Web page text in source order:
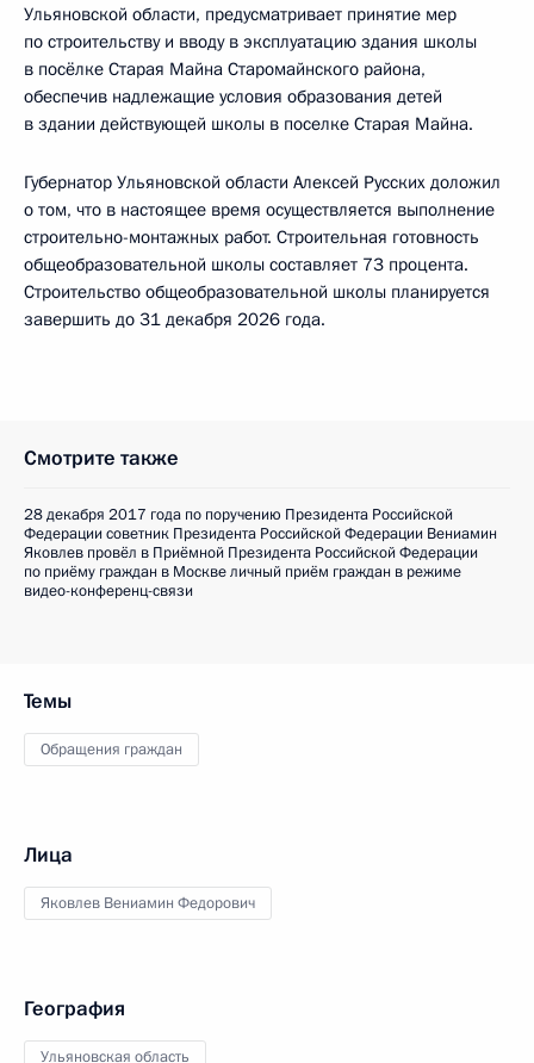
Ульяновской области, предусматривает принятие мер
по строительству и вводу в эксплуатацию здания школы
в посёлке Старая Майна Старомайнского района,
обеспечив надлежащие условия образования детей
в здании действующей школы в поселке Старая Майна.
Губернатор Ульяновской области Алексей Русских доложил
о том, что в настоящее время осуществляется выполнение
строительно-монтажных работ. Строительная готовность
общеобразовательной школы составляет 73 процента.
Строительство общеобразовательной школы планируется
завершить до 31 декабря 2026 года.
Смотрите также
28 декабря 2017 года по поручению Президента Российской
Федерации советник Президента Российской Федерации Вениамин
Яковлев провёл в Приёмной Президента Российской Федерации
по приёму граждан в Москве личный приём граждан в режиме
видео-конференц-связи
Темы
Обращения граждан
Лица
Яковлев Вениамин Федорович
География
Ульяновская область